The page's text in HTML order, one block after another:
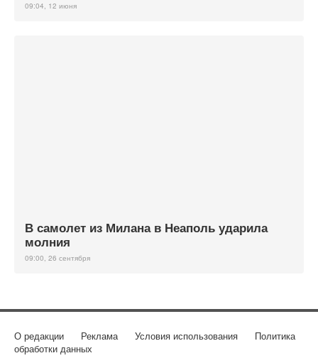
09:04, 12 июня
В самолет из Милана в Неаполь ударила
молния
09:00, 26 сентября
О редакции Реклама Условия использования
Политика
обработки данных